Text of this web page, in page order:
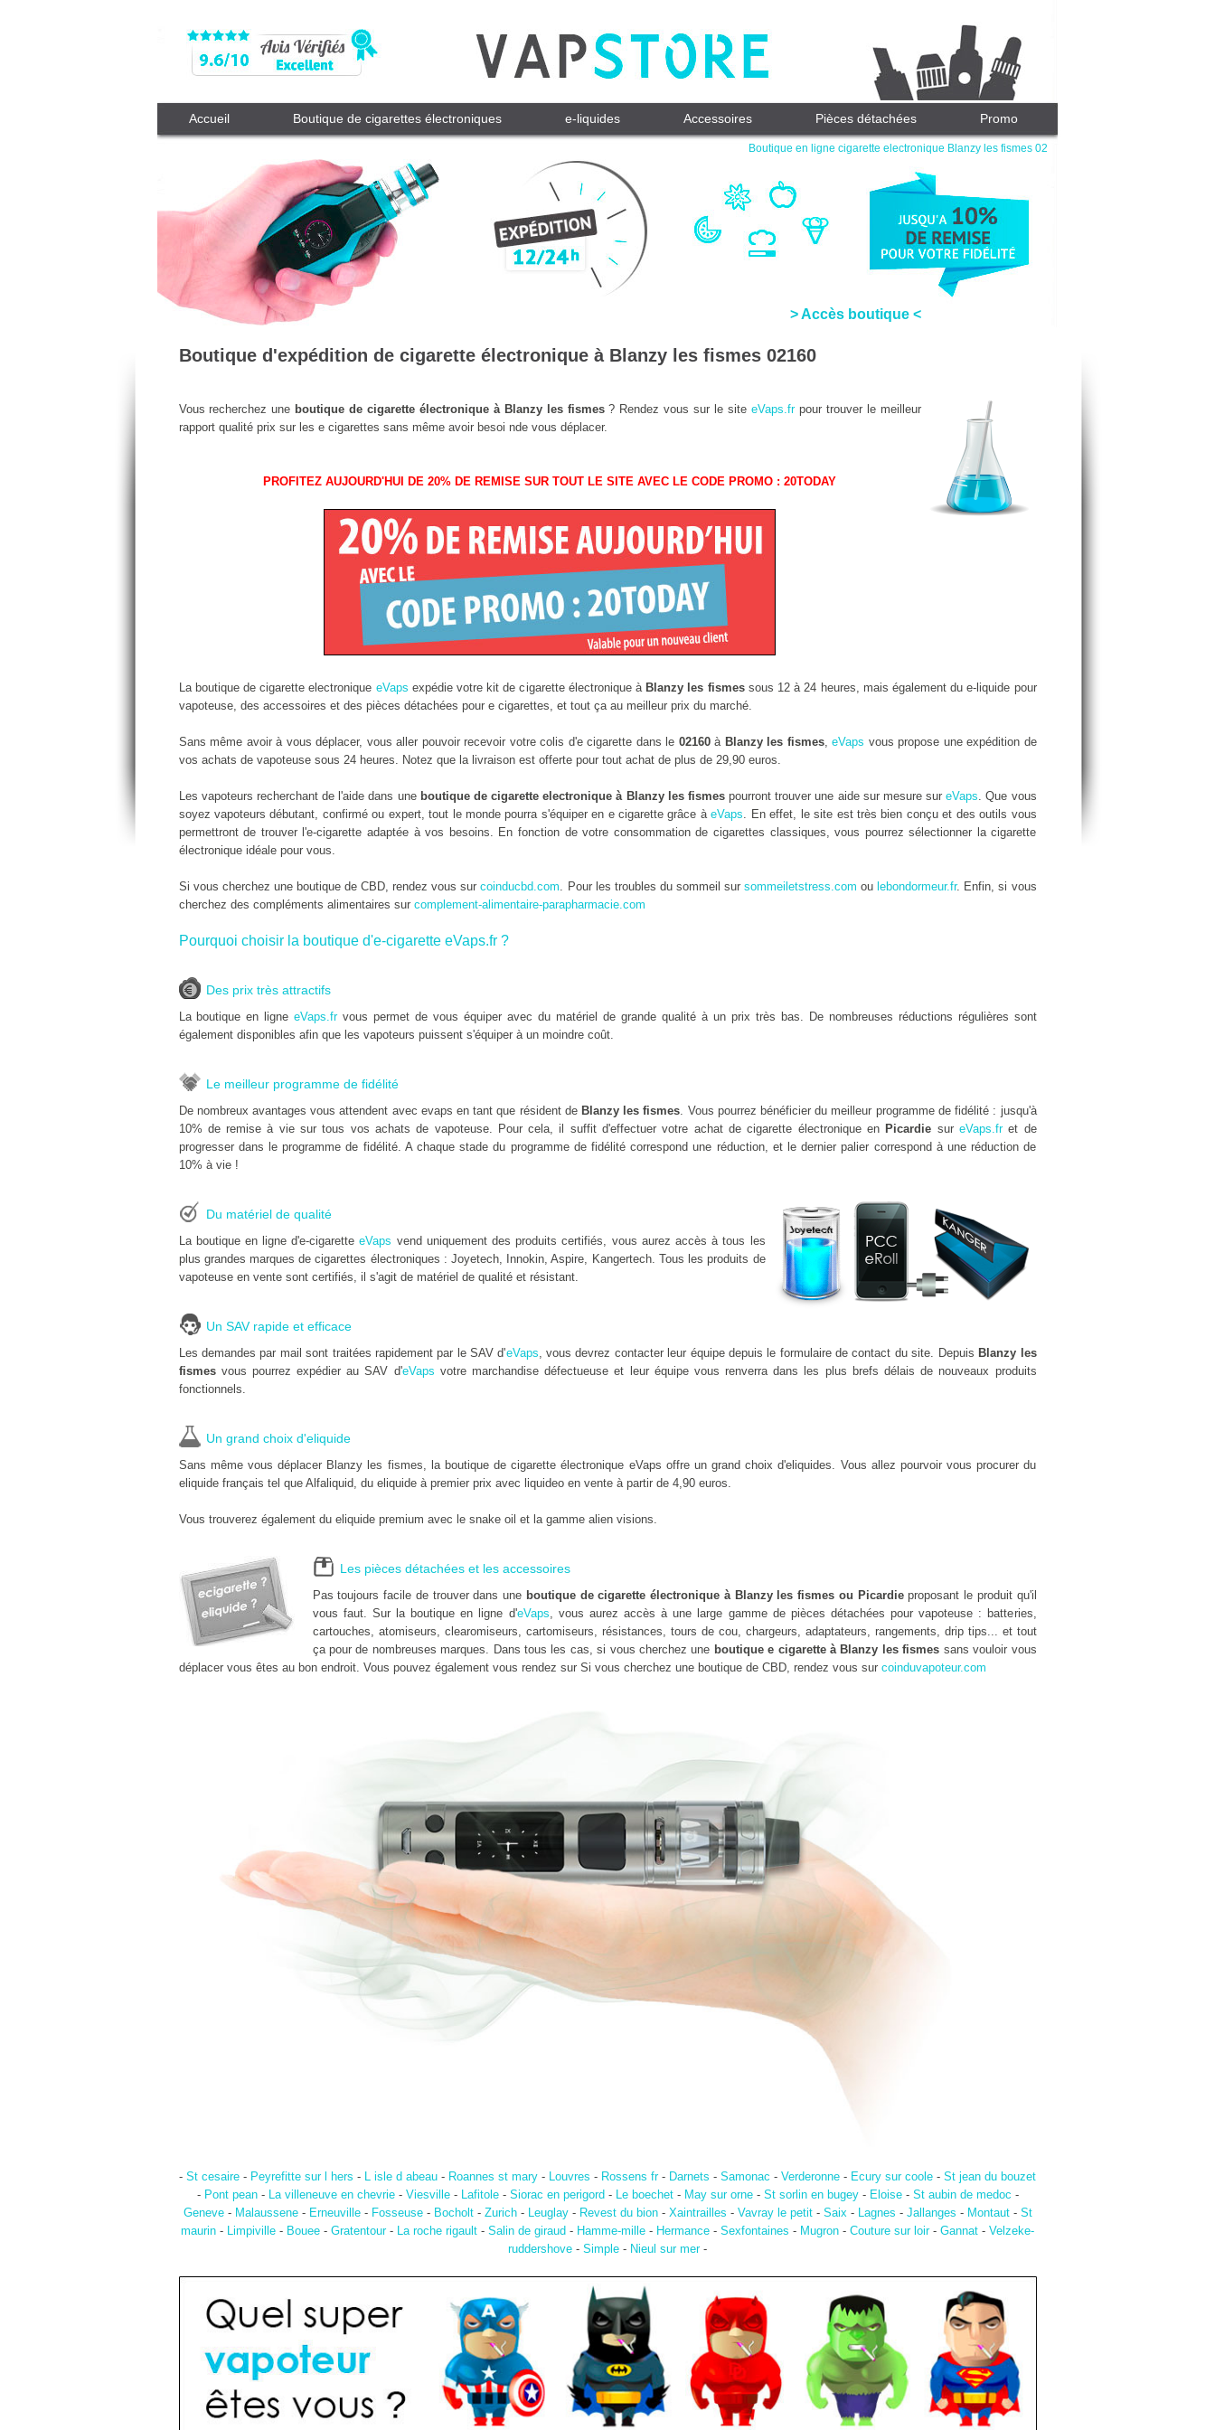
Boutique en ligne cigarette electronique Blanzy les fismes 02
Accueil Boutique de cigarettes électroniques e-liquides Accessoires Pièces détachées Promo
> Accès boutique <
Boutique d'expédition de cigarette électronique à Blanzy les fismes 02160
Vous recherchez une boutique de cigarette électronique à Blanzy les fismes? Rendez vous sur le site eVaps.frpour trouver le meilleur
rapport qualité prix sur les e cigarettes sans même avoir besoi nde vous déplacer.
PROFITEZ AUJOURD'HUI DE 20% DE REMISE SUR TOUT LE SITE AVEC LE CODE PROMO : 20TODAY
La boutique de cigarette electronique eVaps expédie votre kit de cigarette électronique à Blanzy les fismessous 12 à 24 heures, mais également du e-liquide pour
vapoteuse, des accessoires et des pièces détachées pour e cigarettes, et tout ça au meilleur prix du marché.
Sans même avoir à vous déplacer, vous aller pouvoir recevoir votre colis d'e cigarette dans le 02160à Blanzy les fismes, eVaps vous propose une expédition de
vos achats de vapoteuse sous 24 heures. Notez que la livraison est offerte pour tout achat de plus de 29,90 euros.
Les vapoteurs recherchant de l'aide dans une boutique de cigarette electronique à Blanzy les fismespourront trouver une aide sur mesure sureVaps. Que vous
soyez vapoteurs débutant, confirmé ou expert, tout le monde pourra s'équiper en e cigarette grâce àeVaps. En effet, le site est très bien conçu et des outils vous
permettront de trouver l'e-cigarette adaptée à vos besoins. En fonction de votre consommation de cigarettes classiques, vous pourrez sélectionner la cigarette
électronique idéale pour vous.
Si vous cherchez une boutique de CBD, rendez vous surcoinducbd.com. Pour les troubles du sommeil sursommeiletstress.com ou lebondormeur.fr. Enfin, si vous
cherchez des compléments alimentaires sur complement-alimentaire-parapharmacie.com
Pourquoi choisir la boutique d'e-cigarette eVaps.fr ?
Des prix très attractifs
La boutique en ligneeVaps.frvous permet de vous équiper avec du matériel de grande qualité à un prix très bas. De nombreuses réductions régulières sont
également disponibles afin que les vapoteurs puissent s'équiper à un moindre coût.
Le meilleur programme de fidélité
De nombreux avantages vous attendent avec evaps en tant que résident de Blanzy les fismes. Vous pourrez bénéficier du meilleur programme de fidélité : jusqu'à
10% de remise à vie sur tous vos achats de vapoteuse. Pour cela, il suffit d'effectuer votre achat de cigarette électronique en Picardie sur eVaps.fret de
progresser dans le programme de fidélité. A chaque stade du programme de fidélité correspond une réduction, et le dernier palier correspond à une réduction de
10% à vie !
Du matériel de qualité
La boutique en ligne d'e-cigaretteeVaps vend uniquement des produits certifiés, vous aurez accès à tous les
plus grandes marques de cigarettes électroniques : Joyetech, Innokin, Aspire, Kangertech. Tous les produits de
vapoteuse en vente sont certifiés, il s'agit de matériel de qualité et résistant.
Un SAV rapide et efficace
Les demandes par mail sont traitées rapidement par le SAV d'eVaps, vous devrez contacter leur équipe depuis le formulaire de contact du site. Depuis Blanzy les
fismesvous pourrez expédier au SAV d'eVaps votre marchandise défectueuse et leur équipe vous renverra dans les plus brefs délais de nouveaux produits
fonctionnels.
Un grand choix d'eliquide
Sans même vous déplacer Blanzy les fismes, la boutique de cigarette électronique eVaps offre un grand choix d'eliquides. Vous allez pourvoir vous procurer du
eliquide français tel que Alfaliquid, du eliquide à premier prix avec liquideo en vente à partir de 4,90 euros.
Vous trouverez également du eliquide premium avec le snake oil et la gamme alien visions.
Les pièces détachées et les accessoires
Pas toujours facile de trouver dans une boutique de cigarette électronique à Blanzy les fismes ou Picardieproposant le produit qu'il
vous faut. Sur la boutique en ligne d'eVaps, vous aurez accès à une large gamme de pièces détachées pour vapoteuse : batteries,
cartouches, atomiseurs, clearomiseurs, cartomiseurs, résistances, tours de cou, chargeurs, adaptateurs, rangements, drip tips... et tout
ça pour de nombreuses marques. Dans tous les cas, si vous cherchez une boutique e cigarette à Blanzy les fismes sans vouloir vous
déplacer vous êtes au bon endroit. Vous pouvez également vous rendez sur Si vous cherchez une boutique de CBD, rendez vous sur coinduvapoteur.com
- St cesaire - Peyrefitte sur l hers - L isle d abeau - Roannes st mary - Louvres - Rossens fr- Darnets - Samonac - Verderonne - Ecury sur coole - St jean du bouzet
- Pont pean- La villeneuve en chevrie- Viesville- Lafitole- Siorac en perigord - Le boechet- May sur orne- St sorlin en bugey- Eloise- St aubin de medoc -
Geneve- Malaussene- Erneuville- Fosseuse- Bocholt- Zurich- Leuglay- Revest du bion- Xaintrailles - Vavray le petit- Saix- Lagnes - Jallanges - Montaut- St
maurin - Limpiville - Bouee - Gratentour- La roche rigault - Salin de giraud - Hamme-mille - Hermance - Sexfontaines - Mugron - Couture sur loir- Gannat - Velzeke-
ruddershove - Simple - Nieul sur mer-